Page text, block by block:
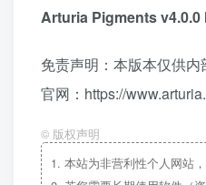
Arturia Pigments v4.0.0
免责声明：本版本仅供
官网：https://
© 版权声明
1. 本站为非营利性个人网站